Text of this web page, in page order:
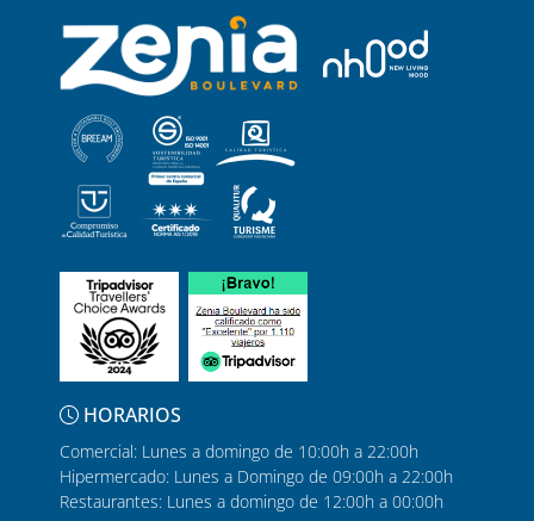
HORARIOS
Comercial: Lunes a domingo de 10:00h a 22:00h
Hipermercado: Lunes a Domingo de 09:00h a 22:00h
Restaurantes: Lunes a domingo de 12:00h a 00:00h